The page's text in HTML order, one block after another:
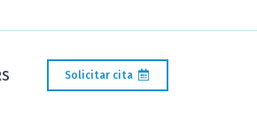
Solicitar cita